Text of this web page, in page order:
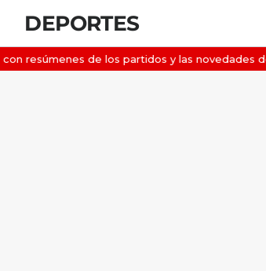
DEPORTES